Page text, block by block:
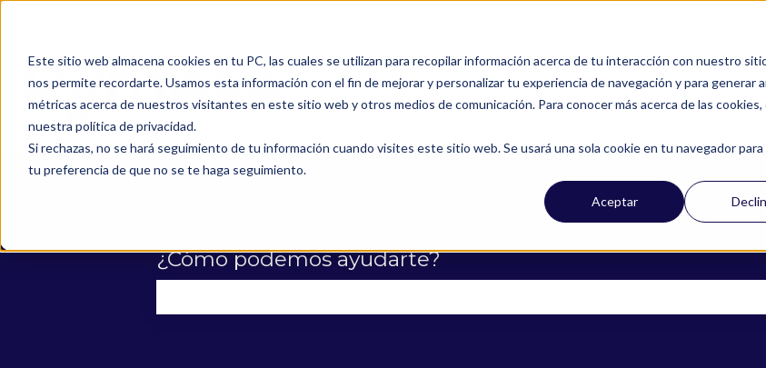
Este sitio web almacena cookies en tu PC, las cuales se utilizan para recopilar información acerca de tu interacción con nuestro
nos permite recordarte. Usamos esta información con el fin de mejorar y personalizar tu experiencia de navegación y para generar
métricas acerca de nuestros visitantes en este sitio web y otros medios de comunicación. Para conocer más acerca de las
nuestra política de privacidad.
Si rechazas, no se hará seguimiento de tu información cuando visites este sitio web. Se usará una sola cookie en tu navegador
tu preferencia de que no se te haga seguimiento.
Aceptar
¿Cómo podemos ayudarte?